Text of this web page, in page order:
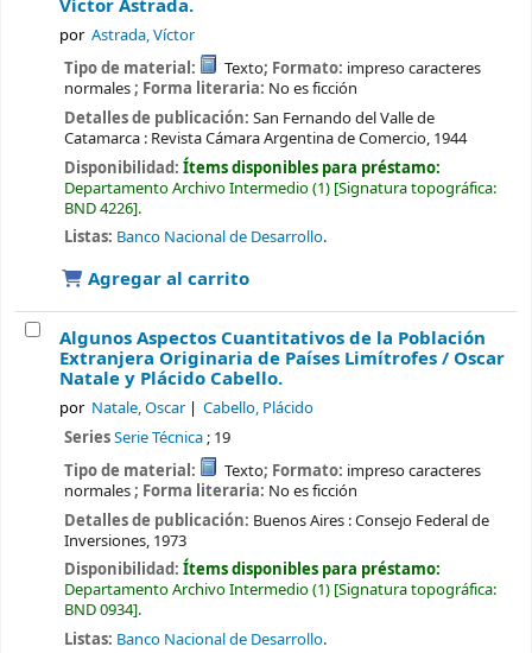
Víctor Astrada.
por Astrada, Víctor
Tipo de material: Texto; Formato: impreso caracteres
normales; Forma literaria: No es ficción
Detalles de publicación: San Fernando del Valle de
Catamarca : Revista Cámara Argentina de Comercio, 1944
Disponibilidad: Ítems disponibles para préstamo:
Departamento Archivo Intermedio(1) Signatura topográfica:
BND 4226 .
Listas: Banco Nacional de Desarrollo.
Agregar al carrito
Algunos Aspectos Cuantitativos de la Población
Extranjera Originaria de Países Limítrofes / Oscar
Natale y Plácido Cabello.
por Natale, Oscar Cabello, Plácido
SeriesSerie Técnica; 19
Tipo de material:
Texto; Formato: impreso caracteres
normales; Forma literaria: No es ficción
Detalles de publicación: Buenos Aires :Consejo Federal de
Inversiones, 1973
Disponibilidad: Ítems disponibles para préstamo:
Departamento Archivo Intermedio(1) Signatura topográfica:
BND 0934 .
Listas: Banco Nacional de Desarrollo.